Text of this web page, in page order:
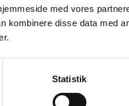
med vores
kombinere disse data med
Statistik